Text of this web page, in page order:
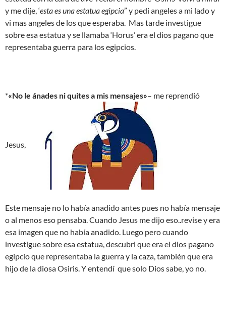
y me dije, ‘esta es una estatua egipcia” y pedi angeles a mi lado y
vi mas angeles de los que esperaba. Mas tarde investigue
sobre esa estatua y se llamaba ‘Horus’ era el dios pagano que
representaba guerra para los egipcios.
*«No le ánades ni quites a mis mensajes»– me reprendió
Jesus,
Este mensaje no lo había anadido antes pues no había mensaje
o al menos eso pensaba. Cuando Jesus me dijo eso..revise y era
esa imagen que no había anadido. Luego pero cuando
investigue sobre esa estatua, descubri que era el dios pagano
egipcio que representaba la guerra y la caza, también que era
hijo de la diosa Osiris. Y entendí que solo Dios sabe, yo no.